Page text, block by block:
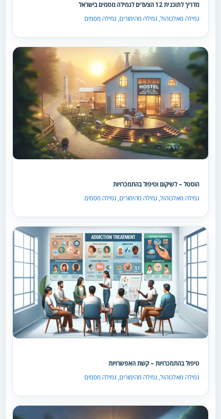
מדריך לתוכנית 12 הצעדים לגמילה מסמים בישראל
גמילה מאלכוהול, גמילה מהימורים, גמילה מסמים
הוסטל – לשיקום וטיפול בהתמכרויות
גמילה מאלכוהול, גמילה מהימורים, גמילה מסמים
טיפול בהתמכרויות – קשת האפשרויות
גמילה מאלכוהול, גמילה מהימורים, גמילה מסמים